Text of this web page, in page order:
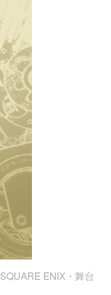
ENIX・舞台